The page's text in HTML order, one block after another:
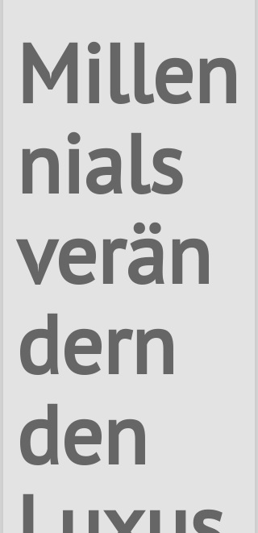
Millen
nials
verän
dern
den